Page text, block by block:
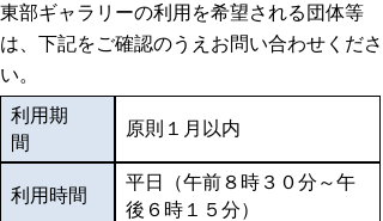
東部ギャラリーの利用を希望される団体等
は、下記をご確認のうえお問い合わせくださ
い。
利用期
間
原則１月以内
利用時間
平日（午前８時３０分～午
後６時１５分）